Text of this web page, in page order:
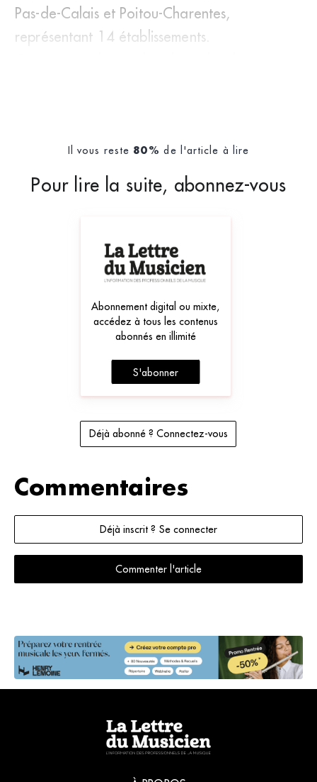
Pas-de-Calais et Poitou-Charentes,
représentant 14 établissements.
Il vous reste 80% de l'article à lire
Pour lire la suite, abonnez-vous
Abonnement digital ou mixte,
accédez à tous les contenus
abonnés en illimité
S'abonner
Déjà abonné ? Connectez-vous
Commentaires
Déjà inscrit ? Se connecter
Commenter l'article